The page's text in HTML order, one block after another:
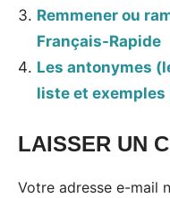
Remmener ou
Français-Rapide
Les antonymes
liste et exemples
LAISSER UN
Votre adresse e-mail